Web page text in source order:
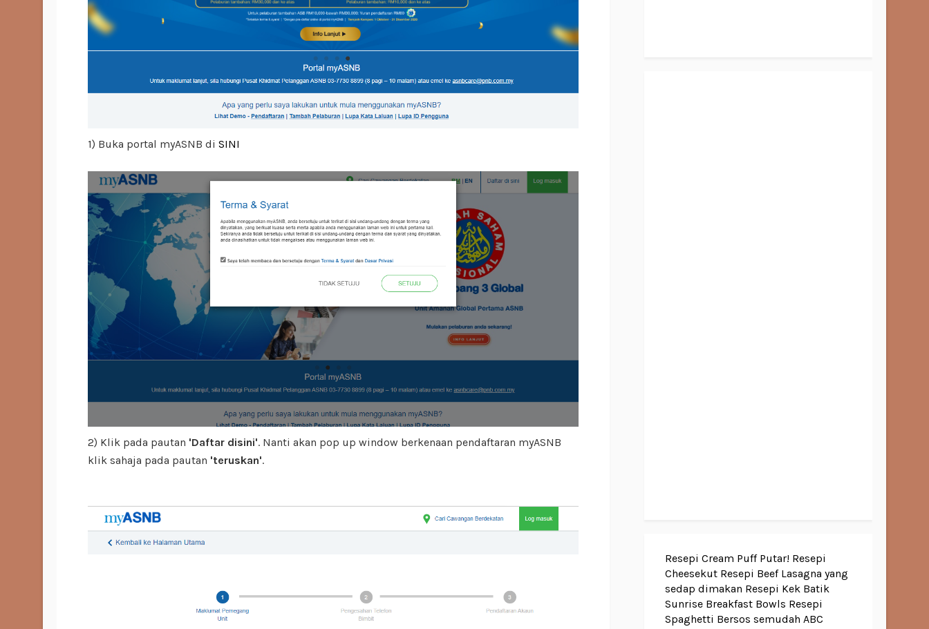
1) Buka portal myASNB di SINI
2) Klik pada pautan 'Daftar disini'. Nanti akan pop up window berkenaan pendaftaran myASNB
klik sahaja pada pautan 'teruskan'.
Resepi Cream Puff Putar! Resepi
Cheesekut Resepi Beef Lasagna yang
sedap dimakan Resepi Kek Batik
Sunrise Breakfast Bowls Resepi
Spaghetti Bersos semudah ABC